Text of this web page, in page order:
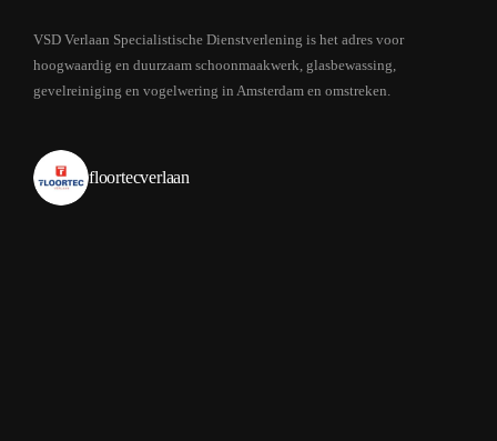
VSD Verlaan Specialistische Dienstverlening is het adres voor
hoogwaardig en duurzaam schoonmaakwerk, glasbewassing,
gevelreiniging en vogelwering in Amsterdam en omstreken.
floortecverlaan